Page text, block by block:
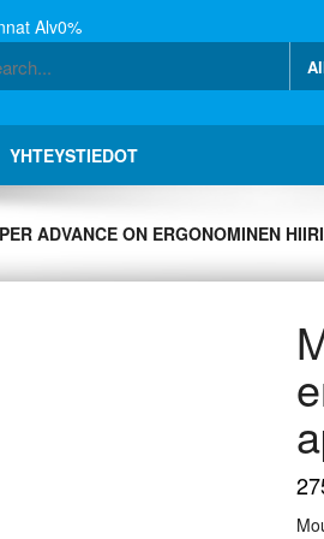
Alv0%
YHTEYSTIEDOT
ADVANCE ON ERGONOMINEN